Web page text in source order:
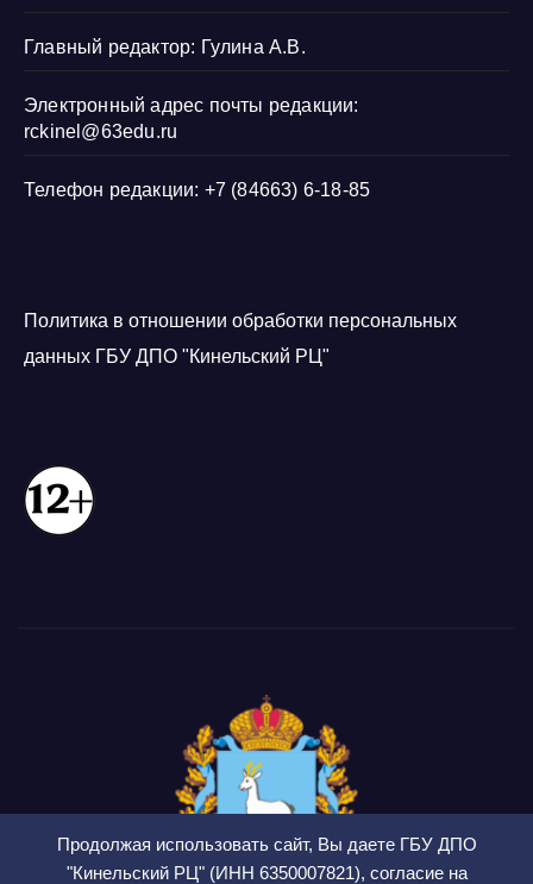
Продолжая использовать сайт, Вы даете ГБУ ДПО
"Кинельский РЦ" (ИНН 6350007821), согласие на
Главный редактор: Гулина А.В.
Электронный адрес почты редакции:
rckinel@63edu.ru
Телефон редакции: +7 (84663) 6-18-85
Политика в отношении обработки персональных
данных ГБУ ДПО "Кинельский РЦ"